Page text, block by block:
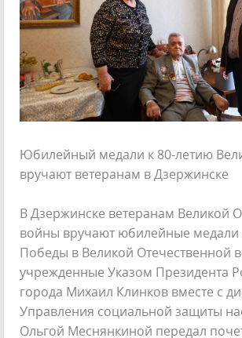
Юбилейный медали к 80-летию
вручают ветеранам в Дзержинске
В Дзержинске ветеранам Великой
войны вручают юбилейные медали
Победы в Великой Отечественной
учрежденные Указом Президента
города Михаил Клинков вместе с
Управления социальной защиты
Ольгой Меснянкиной передал